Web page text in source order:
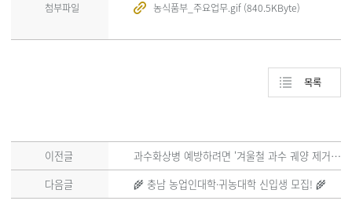
첨부파일 농식품부_주요업무.gif (840.5KByte)
목록
이전글
과수화상병 예방하려면 '겨울철 과수 궤양 제거' 필수
다음글
🌾 충남 농업인대학·귀농대학 신입생 모집! 🌾